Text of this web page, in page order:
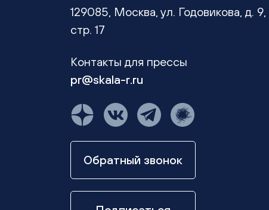
129085, Москва, ул. Годовикова, д. 9,
стр. 17
Контакты для прессы
pr@skala-r.ru
Обратный звонок